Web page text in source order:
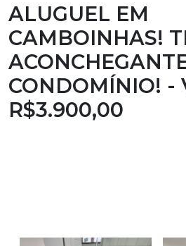
ALUGUEL EM
CAMBOINHAS!
CONDOMÍNIO! -
R$3.900,00